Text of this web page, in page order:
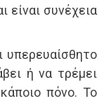
είναι συνέχεια
υπερευαίσθητο
ή να τρέμει
πόνο. Το